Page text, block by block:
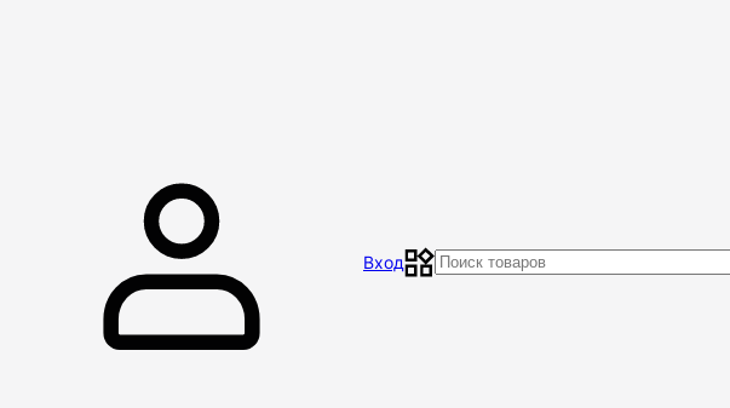
МагазинКонтакты ОтзывыДоставка и оплатаОбмен и возврат товара
Вход